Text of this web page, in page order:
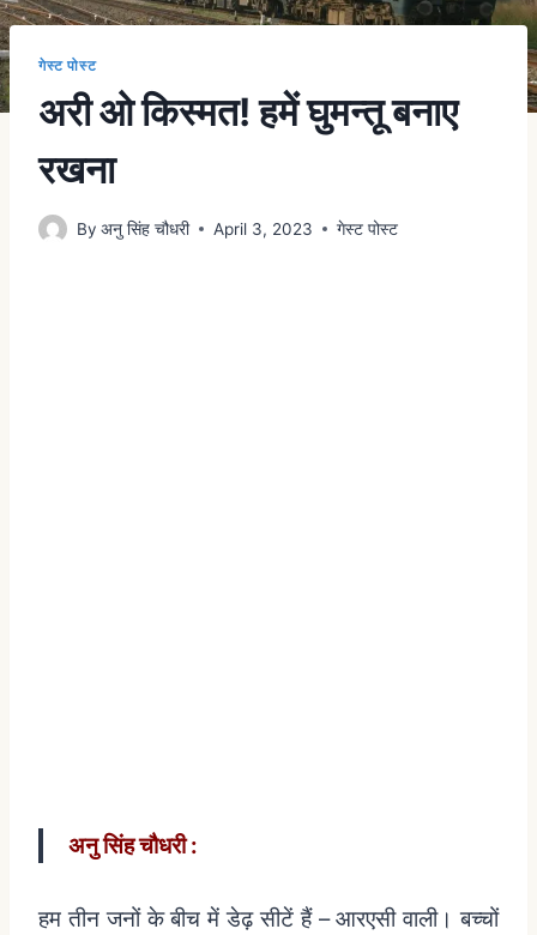
गेस्ट पोस्ट
अरी ओ किस्मत! हमें घुमन्तू बनाए
रखना
By अनु सिंह चौधरी April 3, 2023 गेस्ट पोस्ट
अनुसिंहचौधरी:
हम तीन जनों के बीच में डेढ़ सीटें हैं–आरएसी वाली। बच्चों